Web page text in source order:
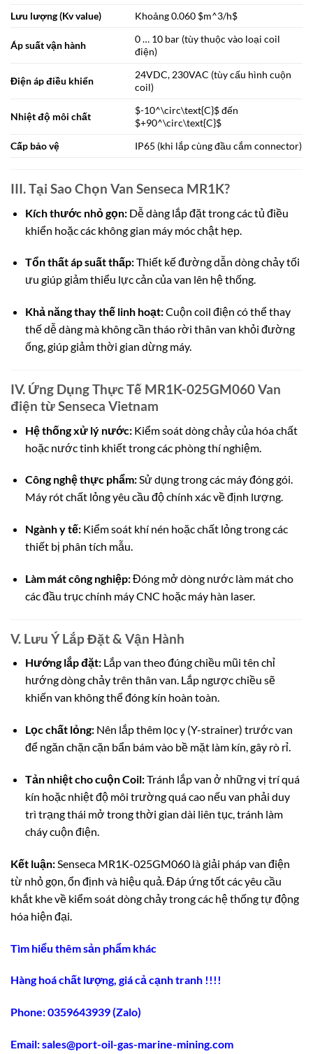
Lưu lượng (Kv value) Khoảng 0.060 $m^3/h$
Áp suất vận hành
0 … 10 bar (tùy thuộc vào loại coil
điện)
Điện áp điều khiển
24VDC, 230VAC (tùy cấu hình cuộn
coil)
Nhiệt độ môi chất
$-10^\circ\text{C}$đến
$+90^\circ\text{C}$
Cấp bảo vệ
IP65 (khi lắp cùng đầu cắm connector)
III. Tại Sao Chọn Van Senseca MR1K?
Kích thước nhỏ gọn:Dễ dàng lắp đặt trong các tủ điều
khiển hoặc các không gian máy móc chật hẹp.
Tổn thất áp suất thấp:Thiết kế đường dẫn dòng chảy tối
ưu giúp giảm thiểu lực cản của van lên hệ thống.
Khả năng thay thế linh hoạt:Cuộn coil điện có thể thay
thế dễ dàng mà không cần tháo rời thân van khỏi đường
ống, giúp giảm thời gian dừng máy.
IV. Ứng Dụng Thực Tế MR1K-025GM060 Van
điện từ Senseca Vietnam
Hệ thống xử lý nước:Kiểm soát dòng chảy của hóa chất
hoặc nước tinh khiết trong các phòng thí nghiệm.
Công nghệ thực phẩm:Sử dụng trong các máy đóng gói.
Máy rót chất lỏng yêu cầu độ chính xác về định lượng.
Ngành y tế:Kiểm soát khí nén hoặc chất lỏng trong các
thiết bị phân tích mẫu.
Làm mát công nghiệp:Đóng mở dòng nước làm mát cho
các đầu trục chính máy CNC hoặc máy hàn laser.
V. Lưu Ý Lắp Đặt & Vận Hành
Hướng lắp đặt:Lắp van theo đúng chiều mũi tên chỉ
hướng dòng chảy trên thân van. Lắp ngược chiều sẽ
khiến van không thể đóng kín hoàn toàn.
Lọc chất lỏng:Nên lắp thêm lọc y (Y-strainer) trước van
để ngăn chặn cặn bẩn bám vào bề mặt làm kín, gây rò rỉ.
Tản nhiệt cho cuộn Coil:Tránh lắp van ở những vị trí quá
kín hoặc nhiệt độ môi trường quá cao nếu van phải duy
trì trạng thái mở trong thời gian dài liên tục, tránh làm
cháy cuộn điện.
Kết luận: Senseca MR1K-025GM060 là giải pháp van điện
từ nhỏ gọn, ổn định và hiệu quả. Đáp ứng tốt các yêu cầu
khắt khe về kiểm soát dòng chảy trong các hệ thống tự động
hóa hiện đại.
Tìm hiểu thêm sản phẩm khác
Hàng hoá chất lượng, giá cả cạnh tranh !!!!
Phone: 0359643939 (Zalo)
Email:sales@port-oil-gas-marine-mining.com